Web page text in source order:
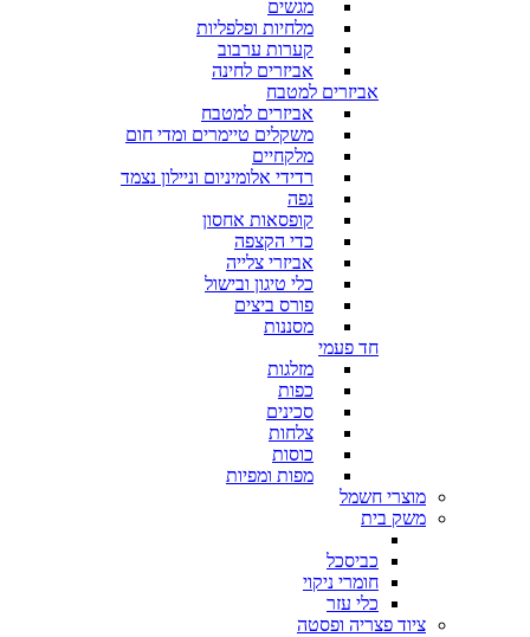
מגשים
מלחיות ופלפליות
קערות ערבוב
אביזרים לחינה
אביזרים למטבח
אביזרים למטבח
משקלים טיימרים ומדי חום
מלקחיים
רדידי אלומיניום וניילון נצמד
נפה
קופסאות אחסון
כדי הקצפה
אביזרי צלייה
כלי טיגון ובישול
פורס ביצים
מסננות
חד פעמי
מזלגות
כפות
סכינים
צלחות
כוסות
מפות ומפיות
מוצרי חשמל
משק בית
כביסכל
חומרי ניקוי
כלי עזר
ציוד פצריה ופסטה